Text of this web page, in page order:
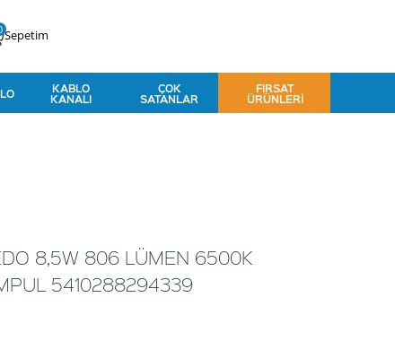
Sepetim
KABLO
KANALI
ÇOK
SATANLAR
FIRSAT
ÜRÜNLERI
8,5W 806 LÜMEN 6500K
5410288294339